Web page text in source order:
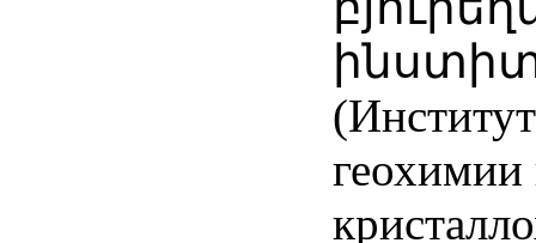
геохимии